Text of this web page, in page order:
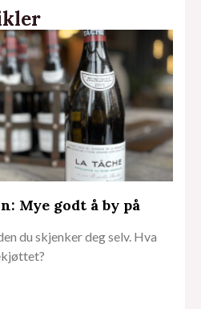
Mye godt å by på
du skjenker deg selv. Hva